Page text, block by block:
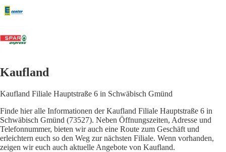
Kaufland
Kaufland Filiale Hauptstraße 6 in Schwäbisch Gmünd
Finde hier alle Informationen der Kaufland Filiale Hauptstraße 6 in
Schwäbisch Gmünd (73527). Neben Öffnungszeiten, Adresse und
Telefonnummer, bieten wir auch eine Route zum Geschäft und
erleichtern euch so den Weg zur nächsten Filiale. Wenn vorhanden,
zeigen wir euch auch aktuelle Angebote von Kaufland.